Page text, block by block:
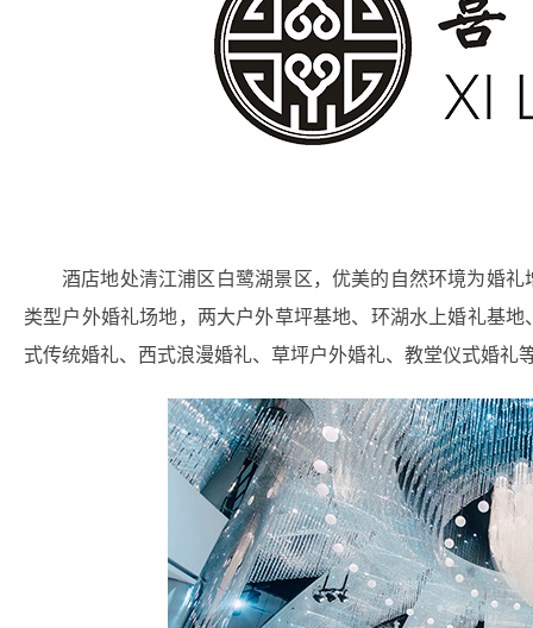
酒店地处清江浦区白鹭湖景区，优美的自然环境为婚
类型户外婚礼场地，两大户外草坪基地、环湖水上婚礼基
式传统婚礼、西式浪漫婚礼、草坪户外婚礼、教堂仪式婚礼